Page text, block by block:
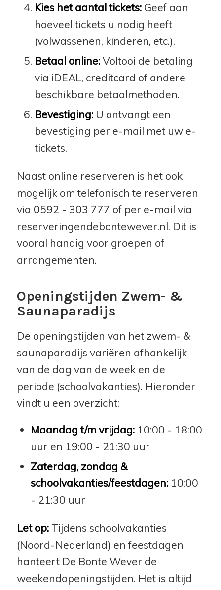
Kies het aantal tickets:Geef aan
hoeveel tickets u nodig heeft
(volwassenen, kinderen, etc.).
Betaal online:Voltooi de betaling
via iDEAL, creditcard of andere
beschikbare betaalmethoden.
Bevestiging:U ontvangt een
bevestiging per e-mail met uw e-
tickets.
Naast online reserveren is het ook
mogelijk om telefonisch te reserveren
via 0592 - 303 777 of per e-mail via
reserveringendebontewever.nl. Dit is
vooral handig voor groepen of
arrangementen.
Openingstijden Zwem- &
Saunaparadijs
De openingstijden van het zwem- &
saunaparadijs variëren afhankelijk
van de dag van de week en de
periode (schoolvakanties). Hieronder
vindt u een overzicht:
Maandag t/m vrijdag:10:00 - 18:00
uur en 19:00 - 21:30 uur
Zaterdag, zondag &
schoolvakanties/feestdagen:10:00
- 21:30 uur
Let op:Tijdens schoolvakanties
(Noord-Nederland) en feestdagen
hanteert De Bonte Wever de
weekendopeningstijden. Het is altijd